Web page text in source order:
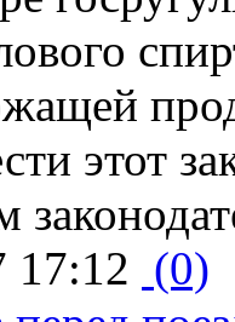
этот
17:12 (0)